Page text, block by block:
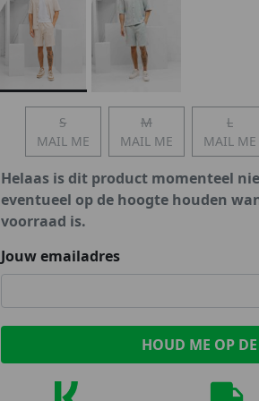
MID SEASON-SALE KIDS
S
MAIL ME
M
MAIL ME
L
MAIL ME
Helaas is dit product momenteel
eventueel op de hoogte houden
voorraad is.
Jouw emailadres